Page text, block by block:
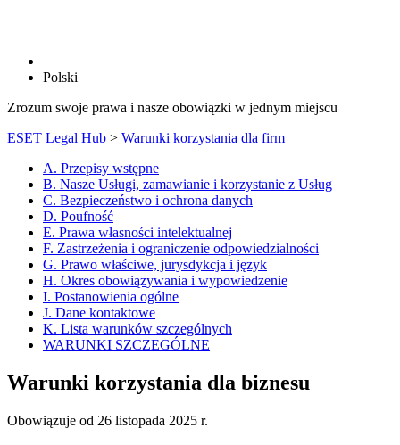
Polski
Zrozum swoje prawa i nasze obowiązki w jednym miejscu
ESET Legal Hub > Warunki korzystania dla firm
A. Przepisy wstępne
B. Nasze Usługi, zamawianie i korzystanie z Usług
C. Bezpieczeństwo i ochrona danych
D. Poufność
E. Prawa własności intelektualnej
F. Zastrzeżenia i ograniczenie odpowiedzialności
G. Prawo właściwe, jurysdykcja i język
H. Okres obowiązywania i wypowiedzenie
I. Postanowienia ogólne
J. Dane kontaktowe
K. Lista warunków szczególnych
WARUNKI SZCZEGÓLNE
Warunki korzystania dla biznesu
Obowiązuje od 26 listopada 2025 r.